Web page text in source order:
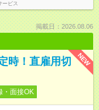
ービス
掲載日：2026.08.06
NEW
時！直雇用切
・面接OK